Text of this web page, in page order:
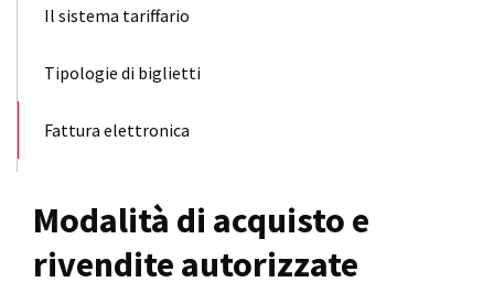
Il sistema tariffario
Tipologie di biglietti
Fattura elettronica
Modalità di acquisto e
rivendite autorizzate